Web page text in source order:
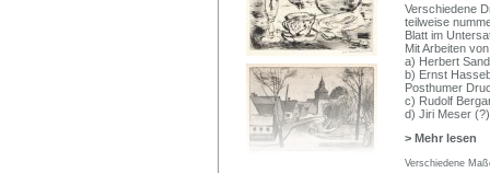
Verschiedene
teilweise
Blatt im
Mit Arbeiten
a) Herbert
b) Ernst
Posthumer
c) Rudolf
d) Jiri Meser
> Mehr lesen
Verschiedene